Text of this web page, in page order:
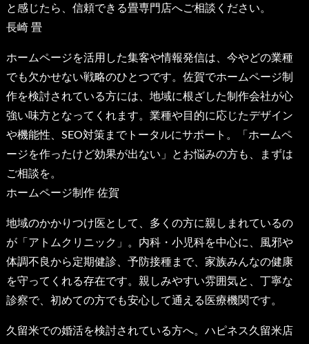
と感じたら、信頼できる畳専門店へご相談ください。
長崎 畳
ホームページを活用した集客や情報発信は、今やどの業種
でも欠かせない戦略のひとつです。佐賀でホームページ制
作を検討されている方には、地域に根ざした制作会社が心
強い味方となってくれます。業種や目的に応じたデザイン
や機能性、SEO対策までトータルにサポート。「ホームペ
ージを作ったけど効果が出ない」とお悩みの方も、まずは
ご相談を。
ホームページ制作 佐賀
地域のかかりつけ医として、多くの方に親しまれているの
が「アトムクリニック」。内科・小児科を中心に、風邪や
体調不良から定期健診、予防接種まで、家族みんなの健康
を守ってくれる存在です。親しみやすい雰囲気と、丁寧な
診察で、初めての方でも安心して通える医療機関です。
久留米での婚活を検討されている方へ。ハピネス久留米店